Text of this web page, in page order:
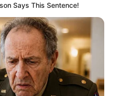
Says This Sentence!